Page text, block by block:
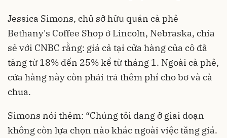
Jessica Simons, chủ sở hữu quán cà phê
Bethany's Coffee Shop ở Lincoln, Nebraska, chia
sẻ với CNBC rằng: giá cả tại cửa hàng của cô đã
tăng từ 18% đến 25% kể từ tháng 1. Ngoài cà phê,
cửa hàng này còn phải trả thêm phí cho bơ và cà
chua.
Simons nói thêm: “Chúng tôi đang ở giai đoạn
không còn lựa chọn nào khác ngoài việc tăng giá.